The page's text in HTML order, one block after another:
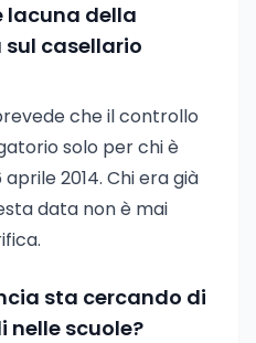
lacuna della
casellario
che il controllo
solo per chi è
2014. Chi era già
data non è mai
sta cercando di
nelle scuole?